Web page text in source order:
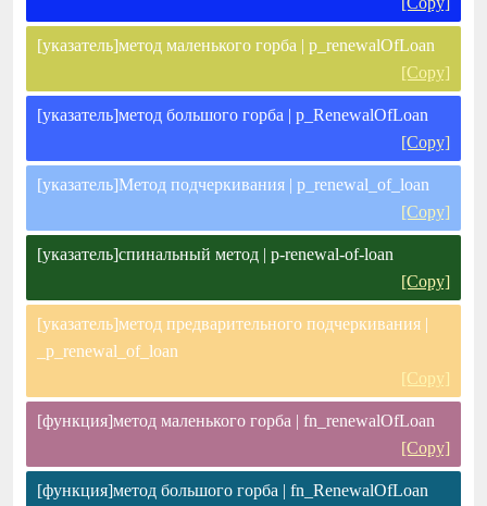
[указатель]метод маленького горба | p_renewalOfLoan
[Copy]
[указатель]метод большого горба | p_RenewalOfLoan
[Copy]
[указатель]Метод подчеркивания | p_renewal_of_loan
[Copy]
[указатель]спинальный метод | p-renewal-of-loan
[Copy]
[указатель]метод предварительного подчеркивания |
_p_renewal_of_loan
[Copy]
[функция]метод маленького горба | fn_renewalOfLoan
[Copy]
[функция]метод большого горба | fn_RenewalOfLoan